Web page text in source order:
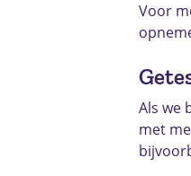
Voor
Als we
met